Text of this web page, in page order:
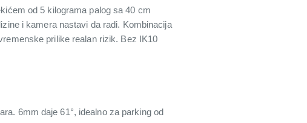
od 5 kilograma palog sa 40 cm
i kamera nastavi da radi. Kombinacija
prilike realan rizik. Bez IK10
6mm daje 61°, idealno za parking od